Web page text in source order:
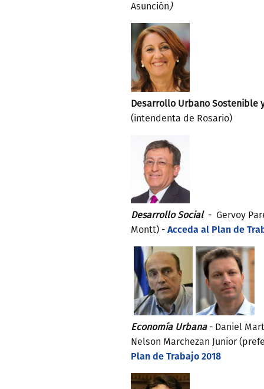
Asunción)
Desarrollo Urbano Sostenible
(intendenta de Rosario)
Desarrollo Social - Gervoy
Montt) - Acceda al Plan de
Economía Urbana- Daniel
Nelson Marchezan Junior
Plan de Trabajo 2018